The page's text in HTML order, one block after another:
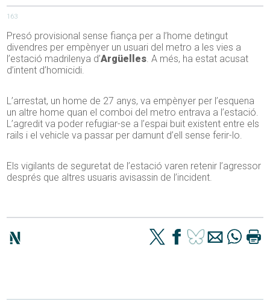
163
Presó provisional sense fiança per a l’home detingut
divendres per empènyer un usuari del metro a les vies a
l’estació madrilenya d’Argüelles. A més, ha estat acusat
d’intent d’homicidi.
L’arrestat, un home de 27 anys, va empènyer per l’esquena
un altre home quan el comboi del metro entrava a l’estació.
L’agredit va poder refugiar-se a l’espai buit existent entre els
raïls i el vehicle va passar per damunt d’ell sense ferir-lo.
Els vigilants de seguretat de l’estació varen retenir l’agressor
després que altres usuaris avisassin de l’incident.